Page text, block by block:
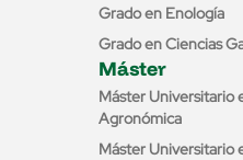
Grado en Enología
Grado en Ciencias
Máster
Máster Universitario
Agronómica
Máster Universitario